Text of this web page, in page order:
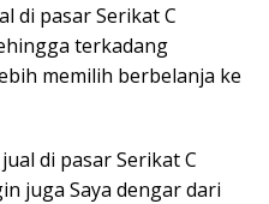
di pasar Serikat C
terkadang
memilih berbelanja ke
di pasar Serikat C
juga Saya dengar dari